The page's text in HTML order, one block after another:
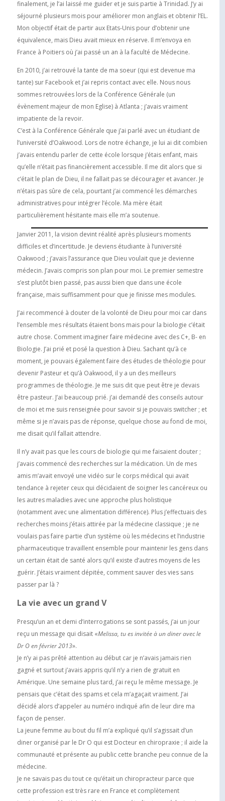
finalement, je l’ai laissé me guider et je suis partie à Trinidad. J’y ai
séjourné plusieurs mois pour améliorer mon anglais et obtenir l’EL.
Mon objectif était de partir aux Etats-Unis pour d’obtenir une
équivalence, mais Dieu avait mieux en réserve. Il m’envoya en
France à Poitiers où j’ai passé un an à la faculté de Médecine.
En 2010, j’ai retrouvé la tante de ma soeur (qui est devenue ma
tante) sur Facebook et j’ai repris contact avec elle. Nous nous
sommes retrouvées lors de la Conférence Générale (un
évènement majeur de mon Eglise) à Atlanta ; j’avais vraiment
impatiente de la revoir.
C’est à la Conférence Générale que j’ai parlé avec un étudiant de
l’université d’Oakwood. Lors de notre échange, je lui ai dit combien
j’avais entendu parler de cette école lorsque j’étais enfant, mais
qu’elle n’était pas financièrement accessible. Il me dit alors que si
c’était le plan de Dieu, il ne fallait pas se décourager et avancer. Je
n’étais pas sûre de cela, pourtant j’ai commencé les démarches
administratives pour intégrer l’école. Ma mère était
particulièrement hésitante mais elle m’a soutenue.
Janvier 2011, la vision devint réalité après plusieurs moments
difficiles et d’incertitude. Je deviens étudiante à l’université
Oakwood ; j’avais l’assurance que Dieu voulait que je devienne
médecin. J’avais compris son plan pour moi. Le premier semestre
s’est plutôt bien passé, pas aussi bien que dans une école
française, mais suffisamment pour que je finisse mes modules.
J’ai recommencé à douter de la volonté de Dieu pour moi car dans
l’ensemble mes résultats étaient bons mais pour la biologie c’était
autre chose. Comment imaginer faire médecine avec des C+, B- en
Biologie. J’ai prié et posé la question à Dieu. Sachant qu’à ce
moment, je pouvais également faire des études de théologie pour
devenir Pasteur et qu’à Oakwood, il y a un des meilleurs
programmes de théologie. Je me suis dit que peut être je devais
être pasteur. J’ai beaucoup prié. j’ai demandé des conseils autour
de moi et me suis renseignée pour savoir si je pouvais switcher ; et
même si je n’avais pas de réponse, quelque chose au fond de moi,
me disait qu’il fallait attendre.
Il n’y avait pas que les cours de biologie qui me faisaient douter ;
j’avais commencé des recherches sur la médication. Un de mes
amis m’avait envoyé une vidéo sur le corps médical qui avait
tendance à rejeter ceux qui décidaient de soigner les cancéreux ou
les autres maladies avec une approche plus holistique
(notamment avec une alimentation différence). Plus j’effectuais des
recherches moins j’étais attirée par la médecine classique ; je ne
voulais pas faire partie d’un système où les médecins et l’industrie
pharmaceutique travaillent ensemble pour maintenir les gens dans
un certain était de santé alors qu’il existe d’autres moyens de les
guérir. J’étais vraiment dépitée, comment sauver des vies sans
passer par là ?
La vie avec un grand V
Presqu’un an et demi d’interrogations se sont passés, j’ai un jour
reçu un message qui disait «Melissa, tu es invitée à un diner avec le
Dr O en février 2013».
Je n’y ai pas prêté attention au début car je n’avais jamais rien
gagné et surtout j’avais appris qu’il n’y a rien de gratuit en
Amérique. Une semaine plus tard, j’ai reçu le même message. Je
pensais que c’était des spams et cela m’agaçait vraiment. J’ai
décidé alors d’appeler au numéro indiqué afin de leur dire ma
façon de penser.
La jeune femme au bout du fil m’a expliqué qu’il s’agissait d’un
diner organisé par le Dr O qui est Docteur en chiropraxie ; il aide la
communauté et présente au public cette branche peu connue de la
médecine.
Je ne savais pas du tout ce qu’était un chiropracteur parce que
cette profession est très rare en France et complètement